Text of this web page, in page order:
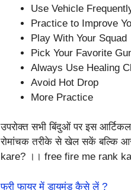
Use Vehicle
Practice to Improve
Play With Your Squad
Pick Your Favorite
Always Use Healing
Avoid Hot Drop
More Practice
उपरोक्त सभी बिंदुओं पर इस
रोमांचक तरीके से खेल सकें बल्कि
kare? ।। free fire me rank
फ्री फायर में डायमंड कैसे लें ?